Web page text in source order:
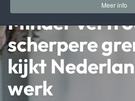
Meer info
Minder
scherpere
kijkt
werk